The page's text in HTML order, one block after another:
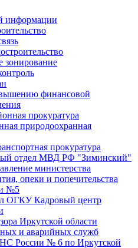
информации
зонирование
финансовой
прокуратура
природоохранная
прокуратура
отдел МВД РФ "Зиминский"
министерства
опеки и попечительства
№5
ОГКУ Кадровый центр
Иркутской области
и аварийных служб
России № 6 по Иркутской